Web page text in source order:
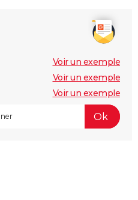
Voir un exemple
Voir un exemple
Voir un exemple